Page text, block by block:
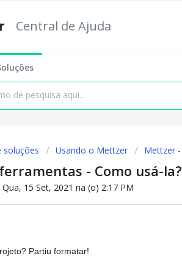
Central de Ajuda
soluções Usando o Mettzer Mettzer
- Como usá-la?
15 Set, 2021 na (o) 2:17 PM
Partiu formatar!